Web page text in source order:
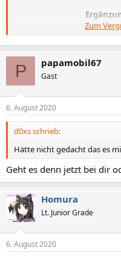
32GB Ram sind fast immer
daran liegt, obwohl Die Zen2
sollten und das eher ein
Zum
P papamobil67
Gast
6. August 2020
d0xs schrieb:
Hätte nicht gedacht das es
Geht es denn jetzt bei dir
Homura
Lt. Junior Grade
6. August 2020